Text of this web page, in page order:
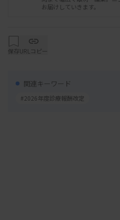
で、分科会での委員の意見
によるマネジメントも重要
士（理学療法士など）の役
雇用が集中し需給バランス
め、医療機関ごとの需要に
お届けしていきます。
保存URLコピー
関連キーワード
#2026年度診療報酬改定